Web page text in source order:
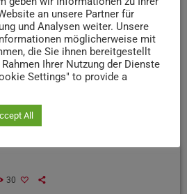
verantwortlichen US-Soldaten
Monaten Haft verurteilt, berichtet
ihn der fahrlässigen Tötung,
und vorsätzlichen
schuldig. Der 24-Jährige
in falscher Richtung auf die
mit einem Auto kollidiert, in
– eine von ihnen starb. Das
30
an unsere Partner für
und Analysen weiter. Unsere
möglicherweise mit
die Sie ihnen bereitgestellt
Ihrer Nutzung der Dienste
Settings" to provide a
All